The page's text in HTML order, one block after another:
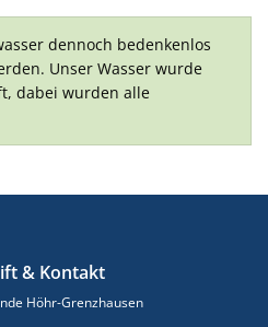
dennoch bedenkenlos
Unser Wasser wurde
dabei wurden alle
& Kontakt
Höhr-Grenzhausen